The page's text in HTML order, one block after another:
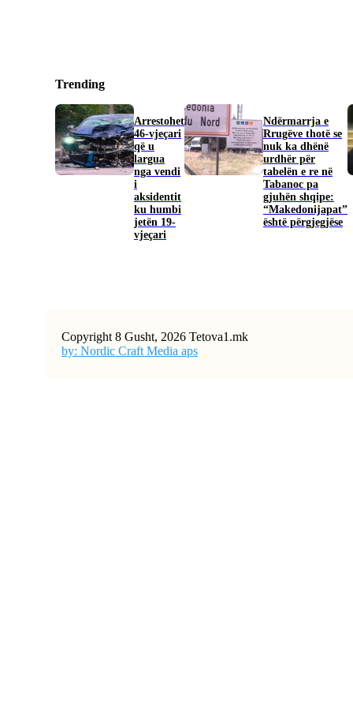
Trending
Arrestohet
46-vjeçari
që u
largua
nga vendi
i
aksidentit
ku humbi
jetën 19-
vjeçari
Ndërmarrja e
Rrugëve thotë se
nuk ka dhënë
urdhër për
tabelën e re në
Tabanoc pa
gjuhën shqipe:
“Makedonijapat”
është përgjegjëse
Copyright 8 Gusht, 2026 Tetova1.mk
by: Nordic Craft Media aps